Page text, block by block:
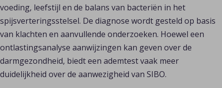
voeding, leefstijl en de balans van bacteriën in het
spijsverteringsstelsel. De diagnose wordt gesteld op basis
van klachten en aanvullende onderzoeken. Hoewel een
ontlastingsanalyse aanwijzingen kan geven over de
darmgezondheid, biedt een ademtest vaak meer
duidelijkheid over de aanwezigheid van SIBO.